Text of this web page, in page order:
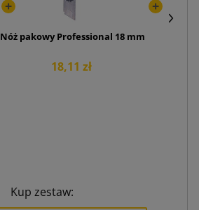
Nóż pakowy Professional 18 mm
18,11 zł
Kup zestaw: